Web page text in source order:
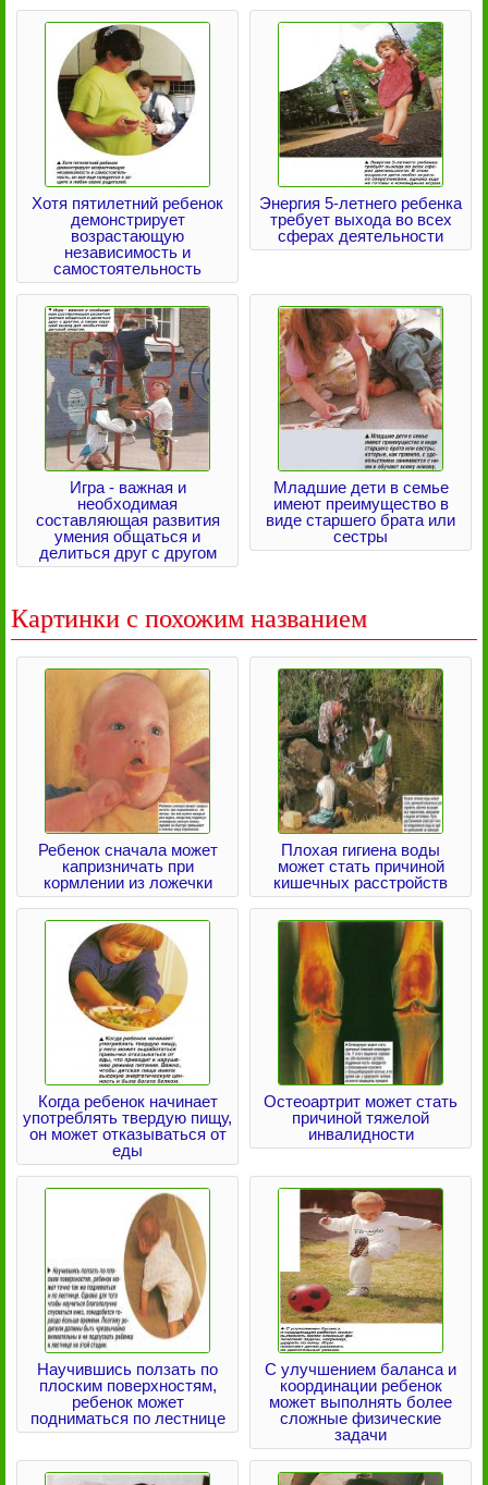
Хотя пятилетний ребенок
демонстрирует
возрастающую
независимость и
самостоятельность
Энергия 5-летнего ребенка
требует выхода во всех
сферах деятельности
Игра - важная и
необходимая
составляющая развития
умения общаться и
делиться друг с другом
Младшие дети в семье
имеют преимущество в
виде старшего брата или
сестры
Картинки с похожим названием
Ребенок сначала может
капризничать при
кормлении из ложечки
Плохая гигиена воды
может стать причиной
кишечных расстройств
Когда ребенок начинает
употреблять твердую пищу,
он может отказываться от
еды
Остеоартрит может стать
причиной тяжелой
инвалидности
Научившись ползать по
плоским поверхностям,
ребенок может
подниматься по лестнице
С улучшением баланса и
координации ребенок
может выполнять более
сложные физические
задачи